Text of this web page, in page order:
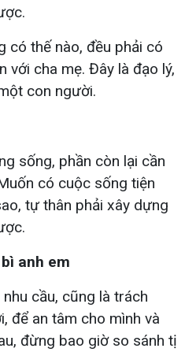
có thế nào, đều phải có
với cha mẹ. Đây là đạo lý,
con người.
sống, phần còn lại cần
có cuộc sống tiện
tự thân phải xây dựng
anh em
cầu, cũng là trách
để an tâm cho mình và
đừng bao giờ so sánh tị